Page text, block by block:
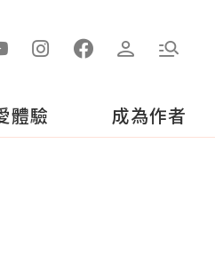
體驗 成為作者